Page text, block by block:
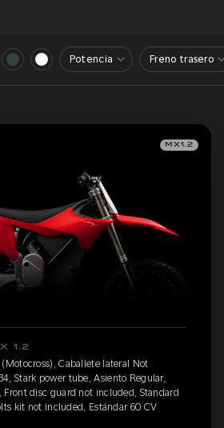
Potencia Freno trasero
MX1.2
1.2
Caballete lateral Not
Stark power tube, Asiento Regular,
Front disc guard not included, Standard
kit not included, Estándar 60 CV